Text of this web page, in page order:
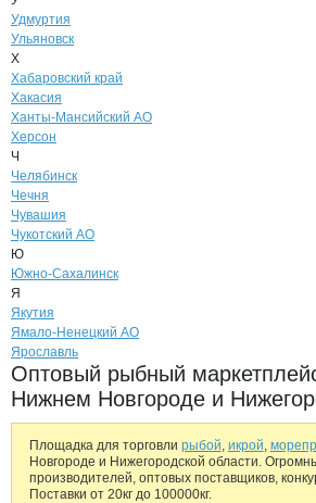
Удмуртия
Ульяновск
Х
Хабаровский край
Хакасия
Ханты-Мансийский АО
Херсон
Ч
Челябинск
Чечня
Чувашия
Чукотский АО
Ю
Южно-Сахалинск
Я
Якутия
Ямало-Ненецкий АО
Ярославль
Оптовый рыбный
Нижнем Новгороде и
Площадка для торговли рыбой, икрой,
Новгороде и Нижегородской области.
производителей, оптовых поставщиков,
Поставки от 20кг до 100000кг.